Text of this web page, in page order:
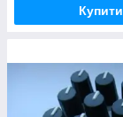
Купити